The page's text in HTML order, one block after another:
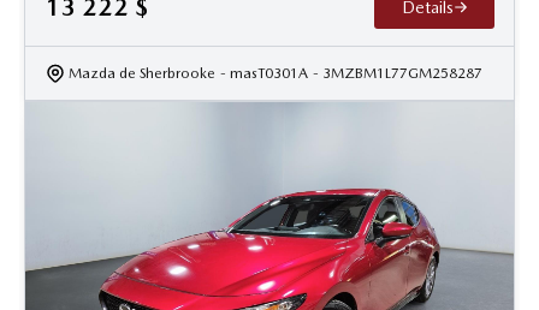
13 222 $ Details
Mazda de Sherbrooke - masT0301A - 3MZBM1L77GM258287